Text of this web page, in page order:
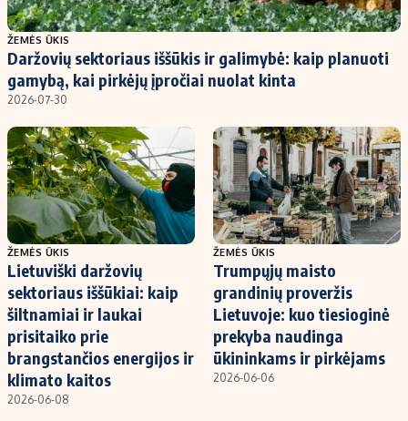
Populiarios temos
Investavimas
Akcijų rinka
Saulės elektrinės
Kriptovaliutos
Infliacija
Migracija
Titulinis
Nedarbo išmokos skaičiuoklė
Indėlių skaičiuoklė
Būsto finansai
Įdomios naujienos
Redakcija
Apie mus
Redakcijos politika
Privatumo politika
Turinio žymėjimo taisyklės
ŽEMĖS ŪKIS
Daržovių sektoriaus iššūkis ir galimybė: kaip planuoti
gamybą, kai pirkėjų įpročiai nuolat kinta
2026-07-30
ŽEMĖS ŪKIS
Lietuviški daržovių
sektoriaus iššūkiai: kaip
šiltnamiai ir laukai
prisitaiko prie
brangstančios energijos ir
klimato kaitos
2026-06-08
ŽEMĖS ŪKIS
Trumpųjų maisto
grandinių proveržis
Lietuvoje: kuo tiesioginė
prekyba naudinga
ūkininkams ir pirkėjams
2026-06-06